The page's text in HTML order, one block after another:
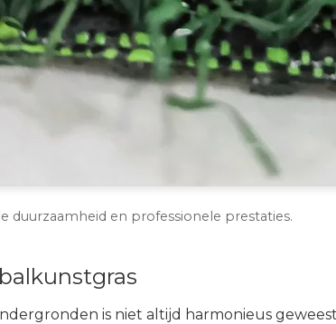
duurzaamheid en professionele prestaties.
is niet altijd harmonieus